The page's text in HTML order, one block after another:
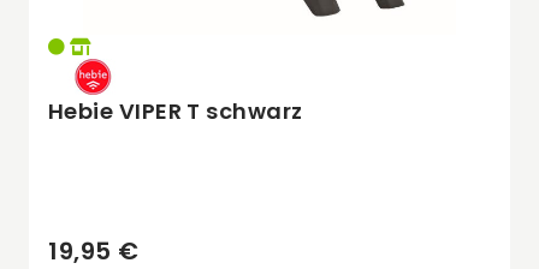
Hebie VIPER T schwarz
19,95 €